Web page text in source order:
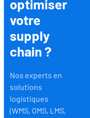
optimiser
votre
supply
chain ?
Nos experts en
solutions
logistiques
(WMS, OMS, LMS,